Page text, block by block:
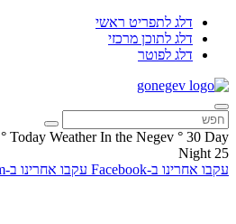
דלג לתפריט ראשי
דלג לתוכן מרכזי
דלג לפוטר
Today Weather In the Negev ° 30 Day
°
25
Night
עקבו אחרינו ב-Facebook
עקבו אחרינו ב-Instagram